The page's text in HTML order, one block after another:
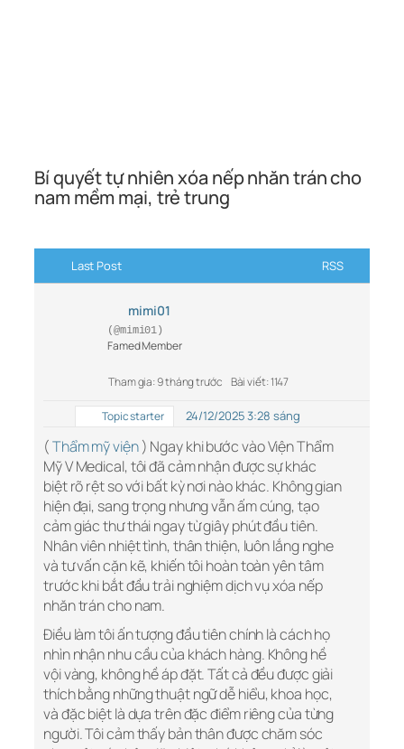
Bí quyết tự nhiên xóa nếp nhăn trán cho
nam mềm mại, trẻ trung
Last Post RSS
mimi01
(@mimi01)
Famed Member
Tham gia: 9 tháng trước Bài viết: 1147
Topic starter 24/12/2025 3:28 sáng
(Thẩm mỹ viện) Ngay khi bước vào Viện Thẩm
Mỹ V Medical, tôi đã cảm nhận được sự khác
biệt rõ rệt so với bất kỳ nơi nào khác. Không gian
hiện đại, sang trọng nhưng vẫn ấm cúng, tạo
cảm giác thư thái ngay từ giây phút đầu tiên.
Nhân viên nhiệt tình, thân thiện, luôn lắng nghe
và tư vấn cặn kẽ, khiến tôi hoàn toàn yên tâm
trước khi bắt đầu trải nghiệm dịch vụ xóa nếp
nhăn trán cho nam.
Điều làm tôi ấn tượng đầu tiên chính là cách họ
nhìn nhận nhu cầu của khách hàng. Không hề
vội vàng, không hề áp đặt. Tất cả đều được giải
thích bằng những thuật ngữ dễ hiểu, khoa học,
và đặc biệt là dựa trên đặc điểm riêng của từng
người. Tôi cảm thấy bản thân được chăm sóc